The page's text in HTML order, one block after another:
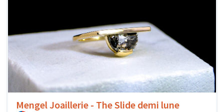
Mengel Joaillerie - The Slide demi lune